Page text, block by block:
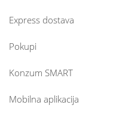
Express dostava
Pokupi
Konzum SMART
Mobilna aplikacija